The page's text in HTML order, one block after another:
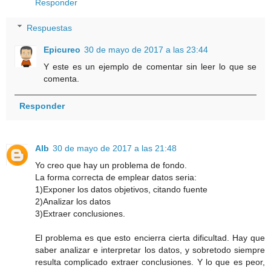
Responder
Respuestas
Epicureo 30 de mayo de 2017 a las 23:44
Y este es un ejemplo de comentar sin leer lo que se
comenta.
Responder
Alb 30 de mayo de 2017 a las 21:48
Yo creo que hay un problema de fondo.
La forma correcta de emplear datos seria:
1)Exponer los datos objetivos, citando fuente
2)Analizar los datos
3)Extraer conclusiones.
El problema es que esto encierra cierta dificultad. Hay que
saber analizar e interpretar los datos, y sobretodo siempre
resulta complicado extraer conclusiones. Y lo que es peor,